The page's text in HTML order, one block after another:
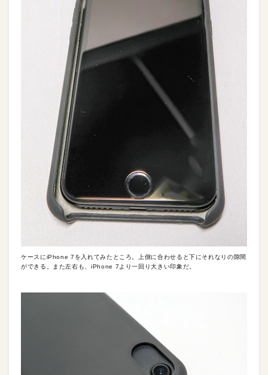
ケースにiPhone 7を入れてみたところ。上側に合わせると下にそれなりの隙間
ができる。また左右も、iPhone 7より一回り大きい印象だ。